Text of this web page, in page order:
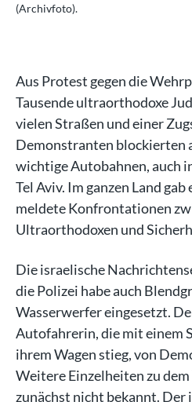
(Archivfoto).
Aus Protest gegen die
Tausende ultraorthodoxe
vielen Straßen und einer
Demonstranten blockierten
wichtige Autobahnen, auch
Tel Aviv. Im ganzen Land
meldete Konfrontationen
Ultraorthodoxen und
Die israelische
die Polizei habe auch
Wasserwerfer eingesetzt.
Autofahrerin, die mit einem
ihrem Wagen stieg, von
Weitere Einzelheiten zu
zunächst nicht bekannt. Der